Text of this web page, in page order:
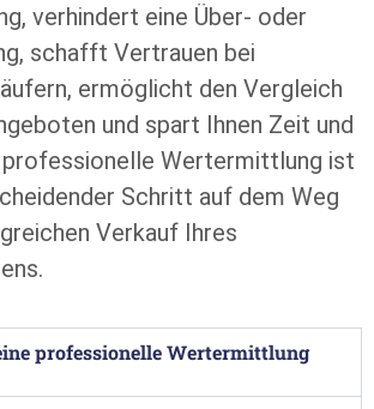
verhindert eine Über- oder
schafft Vertrauen bei
ermöglicht den Vergleich
und spart Ihnen Zeit und
professionelle Wertermittlung ist
Schritt auf dem Weg
Verkauf Ihres
professionelle Wertermittlung